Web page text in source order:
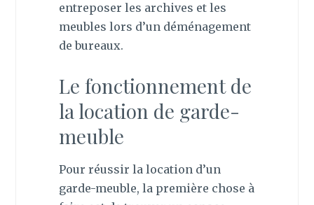
entreposer les archives et les
meubles lors d’un déménagement
de bureaux.
Le fonctionnement de
la location de garde-
meuble
Pour réussir la location d’un
garde-meuble, la première chose à